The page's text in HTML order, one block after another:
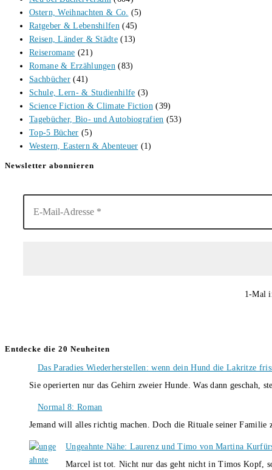
Ostern, Weihnachten & Co. (5)
Ratgeber & Lebenshilfen (45)
Reisen, Länder & Städte (13)
Reiseromane (21)
Romane & Erzählungen (83)
Sachbücher (41)
Schule, Lern- & Studienhilfe (3)
Science Fiction & Climate Fiction (39)
Tagebücher, Bio- und Autobiografien (53)
Top-5 Bücher (5)
Western, Eastern & Abenteuer (1)
Newsletter abonnieren
1-Mal
Entdecke die 20 Neuheiten
Das Paradies Wiederherstellen: wenn dein Hund die Lakritze
Sie operierten nur das Gehirn zweier Hunde. Was dann
Normal 8: Roman
Jemand will alles richtig machen. Doch die Rituale seiner
Ungeahnte Nähe: Laurenz und Timo von Martina
Marcel ist tot. Nicht nur das geht nicht in Timos Kopf,